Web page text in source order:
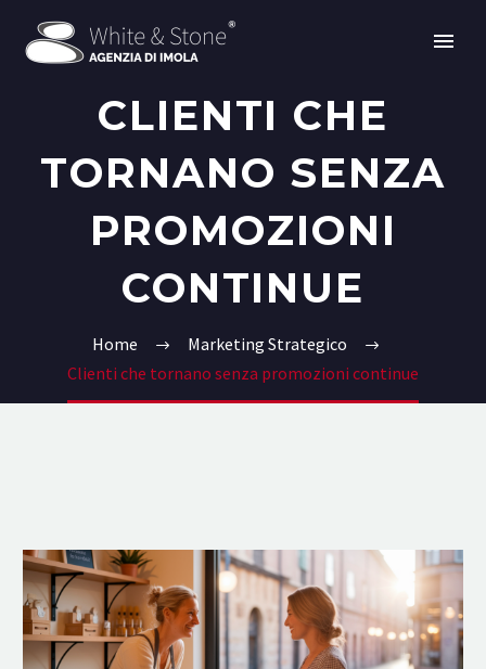
CLIENTI CHE
TORNANO SENZA
PROMOZIONI
CONTINUE
Home
Marketing Strategico
Clienti che tornano senza promozioni continue